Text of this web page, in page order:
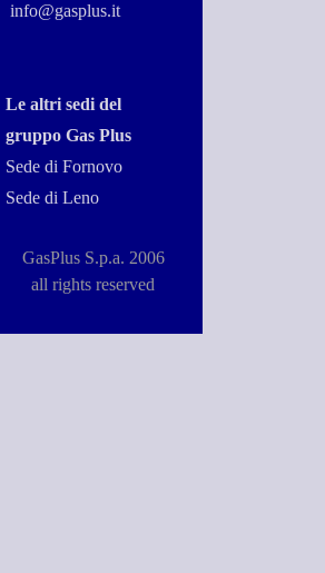
info@gasplus.it
Le altri sedi del
gruppo Gas Plus
Sede di Fornovo
Sede di Leno
GasPlus S.p.a. 2006
all rights reserved